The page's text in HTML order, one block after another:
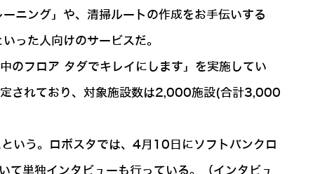
ニング」や、清掃ルートの作成をお手伝いする
った人向けのサービスだ。
のフロア タダでキレイにします」を実施してい
されており、対象施設数は2,000施設(合計3,000
いう。ロボスタでは、4月10日にソフトバンクロ
単独インタビューも行っている。（インタビュ